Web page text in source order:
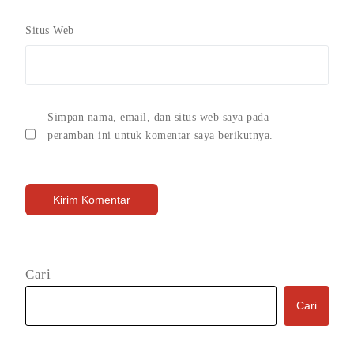
Situs Web
Simpan nama, email, dan situs web saya pada
peramban ini untuk komentar saya berikutnya.
Cari
Cari